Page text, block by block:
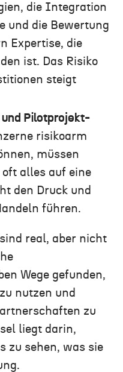
die Integration
und die Bewertung
Expertise, die
ist. Das Risiko
steigt
und Pilotprojekt-
risikoarm
müssen
alles auf eine
den Druck und
führen.
real, aber nicht
Wege gefunden,
nutzen und
zu
liegt darin,
zu sehen, was sie